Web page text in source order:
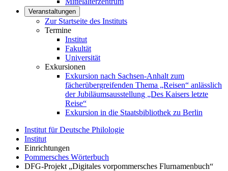
Veranstaltungen
Zur Startseite des Instituts
Termine
Institut
Fakultät
Universität
Exkursionen
Exkursion nach Sachsen-Anhalt zum
fächerübergreifenden Thema „Reisen“ anlässlich
der Jubiläumsausstellung „Des Kaisers letzte
Reise“
Exkursion in die Staatsbibliothek zu Berlin
Institut für Deutsche Philologie
Institut
Einrichtungen
Pommersches Wörterbuch
DFG-Projekt „Digitales vorpommersches Flurnamenbuch“